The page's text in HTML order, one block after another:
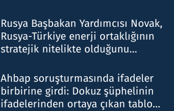
Rusya Başbakan Yardımcısı Novak,
Rusya-Türkiye enerji ortaklığının
stratejik nitelikte olduğunu
Ahbap soruşturmasında ifadeler
birbirine girdi: Dokuz şüphelinin
ifadelerinden ortaya çıkan tablo